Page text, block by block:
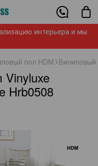
интерьера и мы
пол HDM Виниловый
Hrb0508